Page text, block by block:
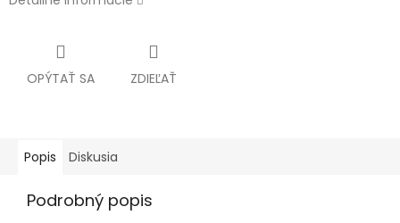
OPÝTAŤ SA ZDIEĽAŤ
Popis Diskusia
Podrobný popis